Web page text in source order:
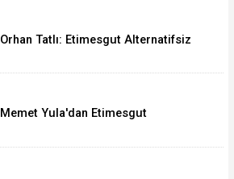
Orhan Tatlı: Etimesgut Alternatifsiz
Memet Yula'dan Etimesgut